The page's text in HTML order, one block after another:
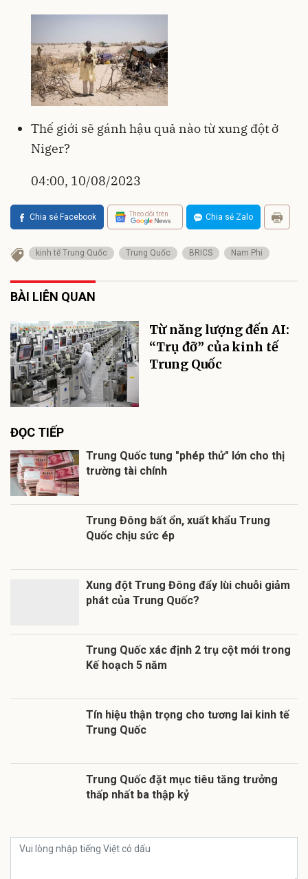
Thế giới sẽ gánh hậu quả nào từ xung đột ở
Niger?
04:00, 10/08/2023
Chia sẻ Facebook Theo dõi trên Chia sẻ Zalo
kinh tế Trung Quốc Trung Quốc BRICS Nam Phi
BÀI LIÊN QUAN
Từ năng lượng đến AI:
“Trụ đỡ” của kinh tế
Trung Quốc
ĐỌC TIẾP
Trung Quốc tung "phép thử" lớn cho thị
trường tài chính
Trung Đông bất ổn, xuất khẩu Trung
Quốc chịu sức ép
Xung đột Trung Đông đẩy lùi chuỗi giảm
phát của Trung Quốc?
Trung Quốc xác định 2 trụ cột mới trong
Kế hoạch 5 năm
Tín hiệu thận trọng cho tương lai kinh tế
Trung Quốc
Trung Quốc đặt mục tiêu tăng trưởng
thấp nhất ba thập kỷ